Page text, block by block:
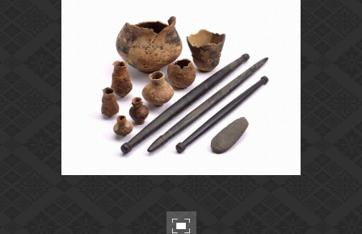
世界遺産と無形文化遺産
全国の美術館・博物館
媒体資料・関連記事等
博物館、美術館の皆さまへ
文化庁よりご挨拶
今月のみどころ
お知らせ一覧
このサイトについて